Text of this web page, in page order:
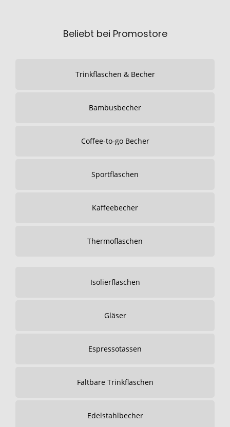
Beliebt bei Promostore
Trinkflaschen & Becher
Bambusbecher
Coffee-to-go Becher
Sportflaschen
Kaffeebecher
Thermoflaschen
Isolierflaschen
Gläser
Espressotassen
Faltbare Trinkflaschen
Edelstahlbecher